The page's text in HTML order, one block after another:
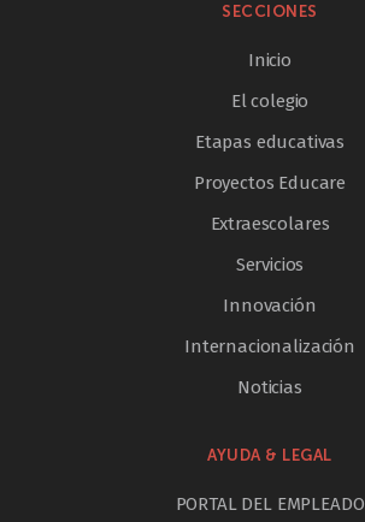
SECCIONES
Inicio
El colegio
Etapas educativas
Proyectos Educare
Extraescolares
Servicios
Innovación
Internacionalización
Noticias
AYUDA & LEGAL
PORTAL DEL EMPLEADO